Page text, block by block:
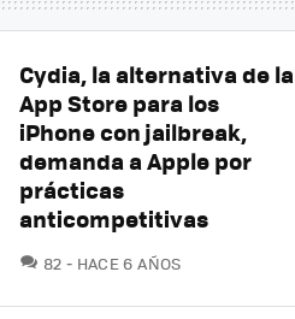
Cydia, la alternativa de la
App Store para los
iPhone con jailbreak,
demanda a Apple por
prácticas
anticompetitivas
82 COMENTARIOS
HACE 6 AÑOS